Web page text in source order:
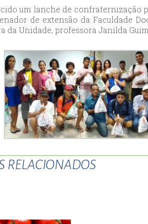
escort
istanbul
escort
um lanche de confraternização
de extensão da Faculdade
da Unidade, professora Janilda
RELACIONADOS